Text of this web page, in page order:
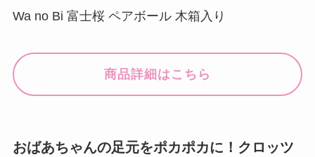
Wa no Bi 富士桜 ペアボール 木箱入り
商品詳細はこちら
おばあちゃんの足元をポカポカに！クロッツ